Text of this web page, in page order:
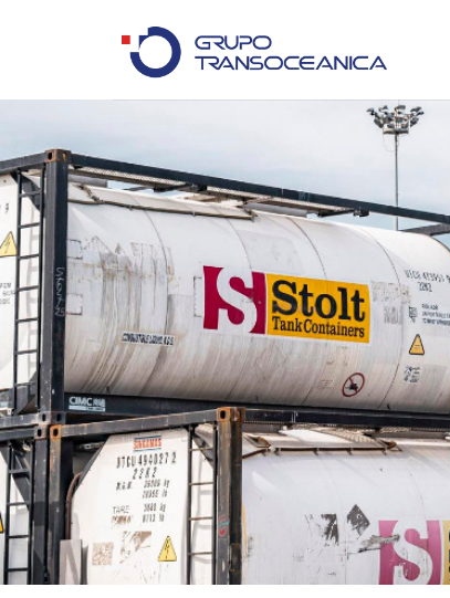
Logística Inteligente para un Mundo en Movimiento